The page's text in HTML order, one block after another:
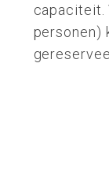
capaciteit.
personen)